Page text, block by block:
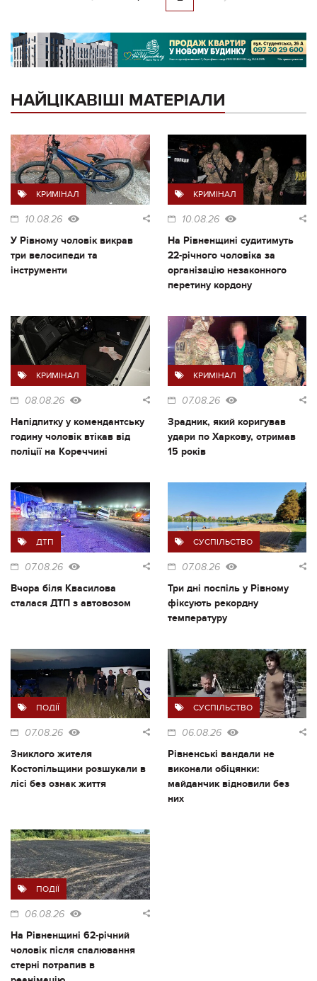
НАЙЦІКАВІШІ МАТЕРІАЛИ
КРИМІНАЛ
10.08.26
У Рівному чоловік викрав
три велосипеди та
інструменти
КРИМІНАЛ
10.08.26
На Рівненщині судитимуть
22-річного чоловіка за
організацію незаконного
перетину кордону
КРИМІНАЛ
08.08.26
Напідпитку у комендантську
годину чоловік втікав від
поліції на Кореччині
КРИМІНАЛ
07.08.26
Зрадник, який коригував
удари по Харкову, отримав
15 років
ДТП
07.08.26
Вчора біля Квасилова
сталася ДТП з автовозом
СУСПІЛЬСТВО
07.08.26
Три дні поспіль у Рівному
фіксують рекордну
температуру
ПОДІЇ
07.08.26
Зниклого жителя
Костопільщини розшукали в
лісі без ознак життя
СУСПІЛЬСТВО
06.08.26
Рівненські вандали не
виконали обіцянки:
майданчик відновили без
них
ПОДІЇ
06.08.26
На Рівненщині 62-річний
чоловік після спалювання
стерні потрапив в